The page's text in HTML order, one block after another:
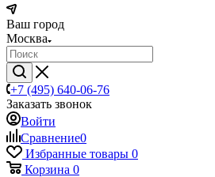
Ваш город
Москва
+7 (495) 640-06-76
Заказать звонок
Войти
Сравнение0
Избранные товары 0
Корзина 0